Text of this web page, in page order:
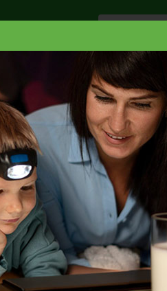
Lácteos
Hogar, Salud y
Belleza
MUSTARD
9.5 OZ